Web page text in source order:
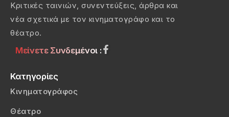
Κριτικές ταινιών, συνεντεύξεις, άρθρα και
νέα σχετικά με τον κινηματογράφο και το
θέατρο.
Μείνετε Συνδεμένοι :
Κατηγορίες
Κινηματογράφος
Θέατρο